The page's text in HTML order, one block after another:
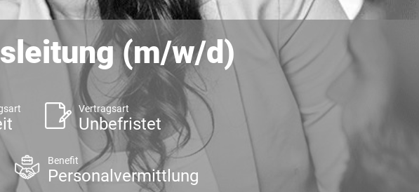
(m/w/d)
Vertragsart
Unbefristet
Benefit
Personalvermittlung